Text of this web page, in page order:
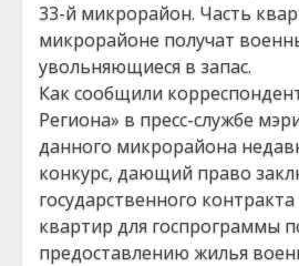
33-й микрорайон. Часть
микрорайоне получат
увольняющиеся в запас.
Как сообщили
Региона» в пресс-службе
данного микрорайона
конкурс, дающий право
государственного
квартир для госпрограммы
предоставлению жилья